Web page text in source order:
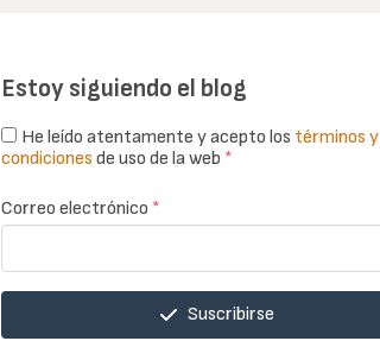
Estoy siguiendo el blog
He leído atentamente y acepto los términos y
condiciones de uso de la web *
Correo electrónico *
Suscribirse